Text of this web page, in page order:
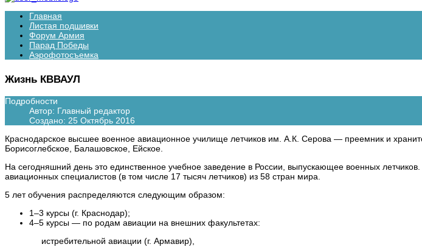
Главная
Листая подшивки
Форум Армия
Парад Победы
Аэрофотосъемка
Жизнь КВВАУЛ
Подробности
Автор: Главный редактор
Создано: 25 Октябрь 2016
Краснодарское высшее военное авиационное училище летчиков им. А.К. Серова — преемник и
Борисоглебское, Балашовское, Ейское.
На сегодняшний день это единственное учебное заведение в России, выпускающее военных
авиационных специалистов (в том числе 17 тысяч летчиков) из 58 стран мира.
5 лет обучения распределяются следующим образом:
1–3 курсы (г. Краснодар);
4–5 курсы — по родам авиации на внешних факультетах:
истребительной авиации (г. Армавир),